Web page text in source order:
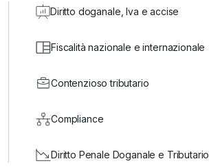
Diritto doganale, Iva e accise
Fiscalità nazionale e internazionale
Contenzioso tributario
Compliance
Diritto Penale Doganale e Tributario